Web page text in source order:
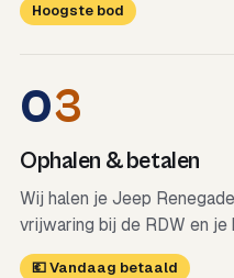
Hoogste bod
03
Ophalen & betalen
Wij halen je Jeep
vrijwaring bij de RDW en
💶 Vandaag betaald